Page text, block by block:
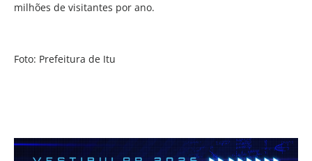
milhões de visitantes por ano.
Foto: Prefeitura de Itu